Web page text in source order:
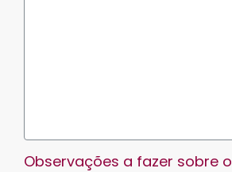
Observações a fazer sobre o